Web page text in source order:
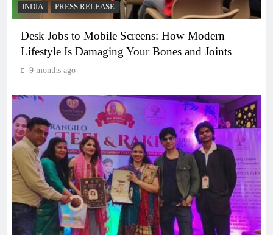
INDIA PRESS RELEASE
Desk Jobs to Mobile Screens: How Modern
Lifestyle Is Damaging Your Bones and Joints
9 months ago